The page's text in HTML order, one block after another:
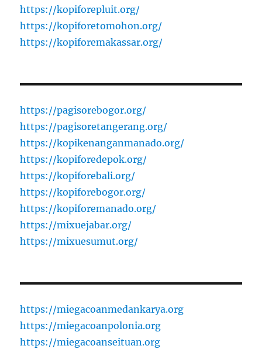
https://kopiforepluit.org/
https://kopiforetomohon.org/
https://kopiforemakassar.org/
https://pagisorebogor.org/
https://pagisoretangerang.org/
https://kopikenanganmanado.org/
https://kopiforedepok.org/
https://kopiforebali.org/
https://kopiforebogor.org/
https://kopiforemanado.org/
https://mixuejabar.org/
https://mixuesumut.org/
https://miegacoanmedankarya.org
https://miegacoanpolonia.org
https://miegacoanseituan.org